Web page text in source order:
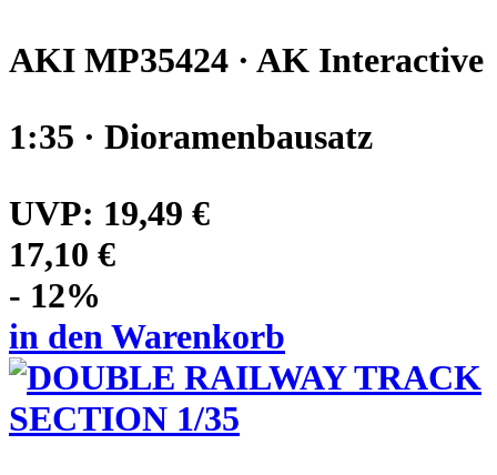
AKI MP35424 · AK Interactive
1:35 · Dioramenbausatz
UVP: 19,49 €
17,10 €
- 12%
in den Warenkorb